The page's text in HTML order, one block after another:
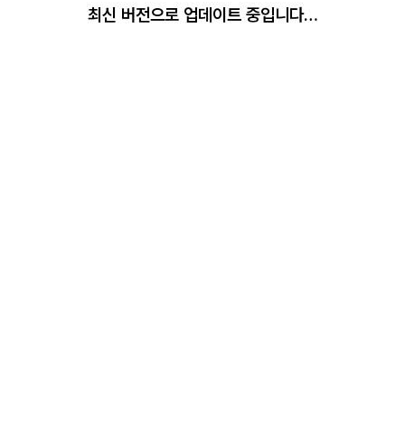
최신 버전으로 업데이트 중입니다…